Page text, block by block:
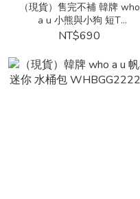
（現貨）售完不補 韓牌 who
a u 小熊與小狗 短T
WHRPG2421F
NT$690